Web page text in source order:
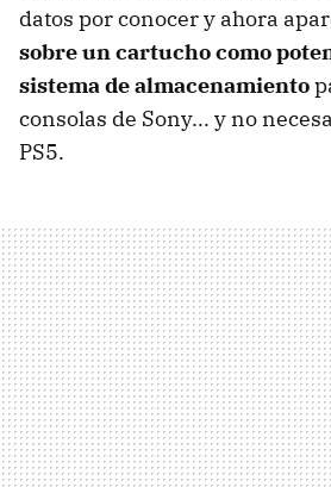
datos por conocer y ahora
sobre un cartucho como
sistema de almacenamiento
consolas de Sony... y no
PS5.